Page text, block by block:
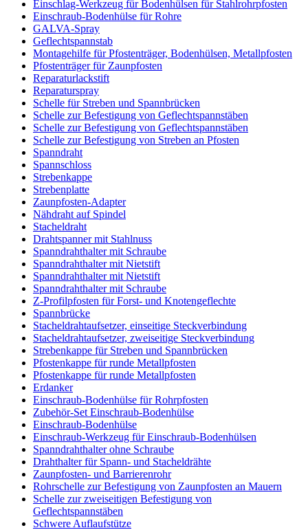
Einschlag-Werkzeug für Bodenhülsen für Stahlrohrpfosten
Einschraub-Bodenhülse für Rohre
GALVA-Spray
Geflechtspannstab
Montagehilfe für Pfostenträger, Bodenhülsen, Metallpfosten
Pfostenträger für Zaunpfosten
Reparaturlackstift
Reparaturspray
Schelle für Streben und Spannbrücken
Schelle zur Befestigung von Geflechtspannstäben
Schelle zur Befestigung von Geflechtspannstäben
Schelle zur Befestigung von Streben an Pfosten
Spanndraht
Spannschloss
Strebenkappe
Strebenplatte
Zaunpfosten-Adapter
Nähdraht auf Spindel
Stacheldraht
Drahtspanner mit Stahlnuss
Spanndrahthalter mit Schraube
Spanndrahthalter mit Nietstift
Spanndrahthalter mit Nietstift
Spanndrahthalter mit Schraube
Z-Profilpfosten für Forst- und Knotengeflechte
Spannbrücke
Stacheldrahtaufsetzer, einseitige Steckverbindung
Stacheldrahtaufsetzer, zweiseitige Steckverbindung
Strebenkappe für Streben und Spannbrücken
Pfostenkappe für runde Metallpfosten
Pfostenkappe für runde Metallpfosten
Erdanker
Einschraub-Bodenhülse für Rohrpfosten
Zubehör-Set Einschraub-Bodenhülse
Einschraub-Bodenhülse
Einschraub-Werkzeug für Einschraub-Bodenhülsen
Spanndrahthalter ohne Schraube
Drahthalter für Spann- und Stacheldrähte
Zaunpfosten- und Barrierenrohr
Rohrschelle zur Befestigung von Zaunpfosten an Mauern
Schelle zur zweiseitigen Befestigung von
Geflechtspannstäben
Schwere Auflaufstütze